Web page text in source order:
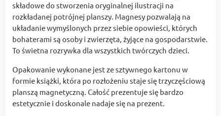
składowe do stworzenia oryginalnej ilustracji na
rozkładanej potrójnej planszy. Magnesy pozwalają na
układanie wymyślonych przez siebie opowieści, których
bohaterami są osoby i zwierzęta, żyjące na gospodarstwie.
To świetna rozrywka dla wszystkich twórczych dzieci.
Opakowanie wykonane jest ze sztywnego kartonu w
formie książki, która po rozłożeniu staje się trzyczęściową
planszą magnetyczną. Całość prezentuje się bardzo
estetycznie i doskonale nadaje się na prezent.